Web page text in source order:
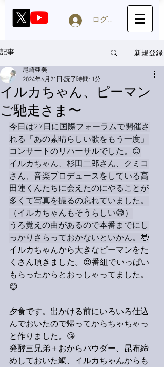
ログイン
記事 新規登録
イルカちゃん、ピーマン
ご馳走さま〜
尾崎亜美
2024年6月21日 読了時間: 1分
今日は27日に国際フォーラムで開催さ
れる「あの素晴らしい歌をもう一度」
コンサートのリハーサルでした。😊
イルカちゃん、杉田二郎さん、クミコ
さん、音楽プロデュースをしている高
田蓮くんたちに会えたのにやることが
多くて写真を撮るの忘れていました。
（イルカちゃんもそうらしい😅）
うろ覚えの曲があるので本番までにし
っかりさらっておかないといかん。🤓
イルカちゃんから大きなピーマンをた
くさん頂きました。😍番組でいっぱい
もらったからとおっしゃってました。
😊
夕食です。出かける前にいろいろ仕込
んでおいたので帰ってからちゃちゃっ
と作りました。😘
発酵三兄弟＋おからパウダー、昆布締
めしておいた鯛、イルカちゃんからも